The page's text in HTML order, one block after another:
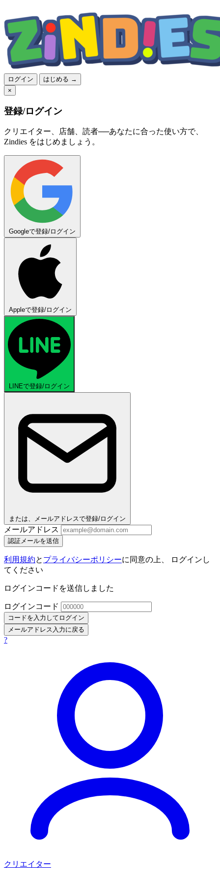
ログイン
はじめる →
×
登録/ログイン
クリエイター、店舗、読者──あなたに合った使い方で、
Zindies をはじめましょう。
Googleで登録/ログイン
Appleで登録/ログイン
LINEで登録/ログイン
または、メールアドレスで登録/ログイン
メールアドレス
認証メールを送信
利用規約と プライバシーポリシーに同意の上、 ログインし
てください
ログインコードを送信しました
ログインコード
コードを入力してログイン
メールアドレス入力に戻る
?
クリエイター